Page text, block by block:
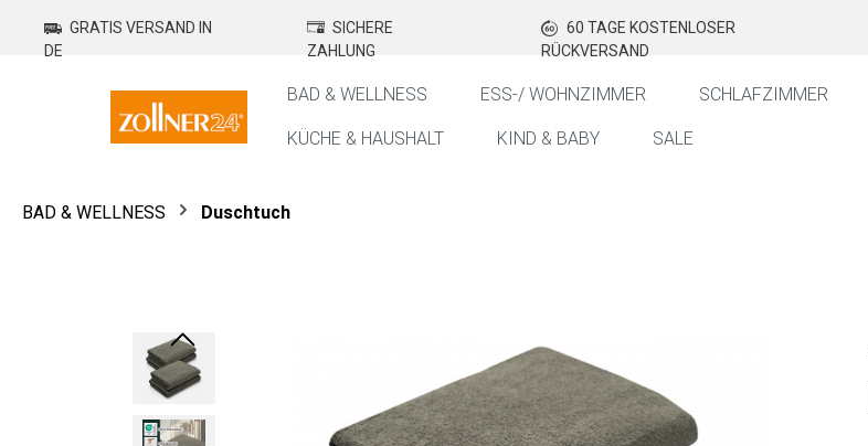
Zur Hauptnavigation springen
GRATIS VERSAND IN
DE
SICHERE
ZAHLUNG
60 TAGE KOSTENLOSER
RÜCKVERSAND
BAD & WELLNESS ESS-/ WOHNZIMMER SCHLAFZIMMER
KÜCHE & HAUSHALT KIND & BABY
SALE
BAD & WELLNESS Duschtuch
Bildergalerie überspringen